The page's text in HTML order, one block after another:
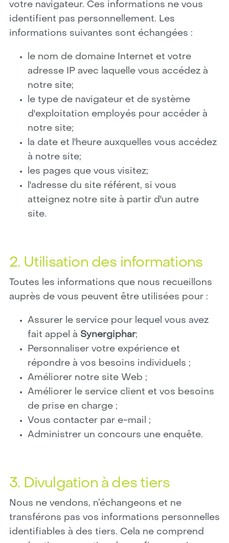
votre navigateur. Ces informations ne vous
identifient pas personnellement. Les
informations suivantes sont échangées :
le nom de domaine Internet et votre
adresse IP avec laquelle vous accédez à
notre site;
le type de navigateur et de système
d'exploitation employés pour accéder à
notre site;
la date et l'heure auxquelles vous accédez
à notre site;
les pages que vous visitez;
l'adresse du site référent, si vous
atteignez notre site à partir d'un autre
site.
2. Utilisation des informations
Toutes les informations que nous recueillons
auprès de vous peuvent être utilisées pour :
Assurer le service pour lequel vous avez
fait appel à Synergiphar;
Personnaliser votre expérience et
répondre à vos besoins individuels ;
Améliorer notre site Web ;
Améliorer le service client et vos besoins
de prise en charge ;
Vous contacter par e-mail ;
Administrer un concours une enquête.
3. Divulgation à des tiers
Nous ne vendons, n’échangeons et ne
transférons pas vos informations personnelles
identifiables à des tiers. Cela ne comprend